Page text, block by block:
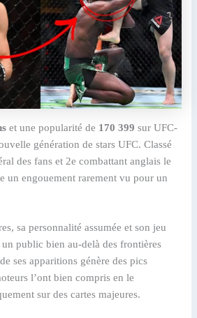
et une popularité de 170 399 sur UFC-
génération de stars UFC. Classé
des fans et 2e combattant anglais le
un engouement rarement vu pour un
sa personnalité assumée et son jeu
public bien au-delà des frontières
ses apparitions génère des pics
l’ont bien compris en le
sur des cartes majeures.